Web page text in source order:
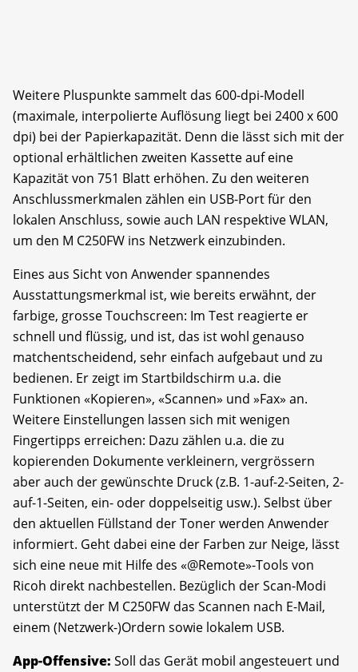
Weitere Pluspunkte sammelt das 600-dpi-Modell
(maximale, interpolierte Auflösung liegt bei 2400 x 600
dpi) bei der Papierkapazität. Denn die lässt sich mit der
optional erhältlichen zweiten Kassette auf eine
Kapazität von 751 Blatt erhöhen. Zu den weiteren
Anschlussmerkmalen zählen ein USB-Port für den
lokalen Anschluss, sowie auch LAN respektive WLAN,
um den M C250FW ins Netzwerk einzubinden.
Eines aus Sicht von Anwender spannendes
Ausstattungsmerkmal ist, wie bereits erwähnt, der
farbige, grosse Touchscreen: Im Test reagierte er
schnell und flüssig, und ist, das ist wohl genauso
matchentscheidend, sehr einfach aufgebaut und zu
bedienen. Er zeigt im Startbildschirm u.a. die
Funktionen «Kopieren», «Scannen» und »Fax» an.
Weitere Einstellungen lassen sich mit wenigen
Fingertipps erreichen: Dazu zählen u.a. die zu
kopierenden Dokumente verkleinern, vergrössern
aber auch der gewünschte Druck (z.B. 1-auf-2-Seiten, 2-
auf-1-Seiten, ein- oder doppelseitig usw.). Selbst über
den aktuellen Füllstand der Toner werden Anwender
informiert. Geht dabei eine der Farben zur Neige, lässt
sich eine neue mit Hilfe des «@Remote»-Tools von
Ricoh direkt nachbestellen. Bezüglich der Scan-Modi
unterstützt der M C250FW das Scannen nach E-Mail,
einem (Netzwerk-)Ordern sowie lokalem USB.
App-Offensive: Soll das Gerät mobil angesteuert und